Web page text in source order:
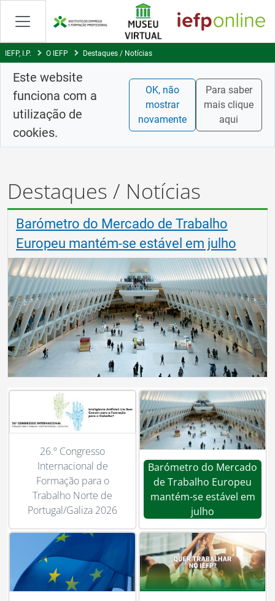
Skip
Content
IEFP, I.P. O IEFP Destaques / Notícias
Este website
funciona com a
utilização de
cookies.
OK, não
mostrar
novamente
Para saber
mais clique
aqui
Destaques / Notícias
Barómetro do Mercado de Trabalho
Europeu mantém-se estável em julho
26.º Congresso
Internacional de
Formação para o
Trabalho Norte de
Portugal/Galiza 2026
Barómetro do Mercado
de Trabalho Europeu
mantém-se estável em
julho